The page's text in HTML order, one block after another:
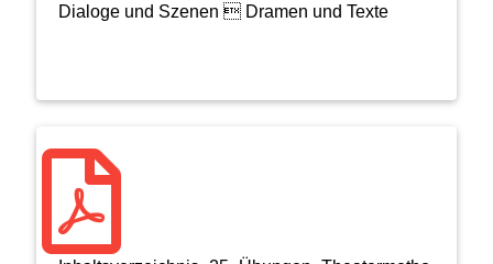
Dialoge und Szenen  Dramen und Texte